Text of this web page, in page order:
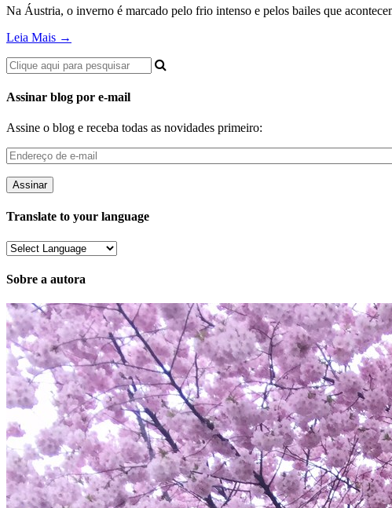
Na Áustria, o inverno é marcado pelo frio intenso e pelos bailes que
Leia Mais →
Assinar blog por e-mail
Assine o blog e receba todas as novidades primeiro:
Endereço
de
e-
mail
Translate to your language
Sobre a autora